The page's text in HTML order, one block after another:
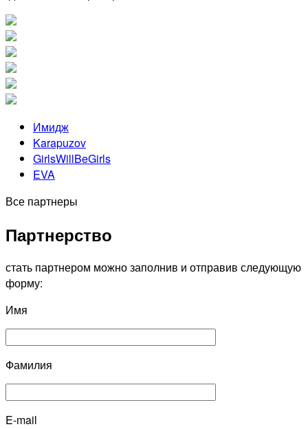
Имидж
Karapuzov
GirlsWillBeGirls
EVA
Все партнеры
Партнерство
стать партнером можно заполнив и отправив следующую
форму:
Имя
Фамилия
E-mail